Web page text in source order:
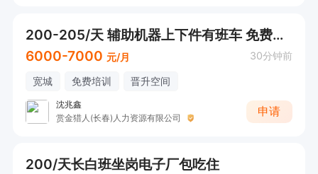
200-205/天 辅助机器上下件有班车 免费食宿+
6000-7000 元/月 30分钟前
宽城 免费培训 晋升空间
沈兆鑫
赏金猎人(长春)人力资源有限公司
申请
200/天长白班坐岗电子厂包吃住